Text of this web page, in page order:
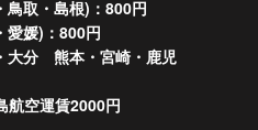
鳥取・島根)：800円
愛媛)：800円
大分 熊本・宮崎・鹿児
航空運賃2000円